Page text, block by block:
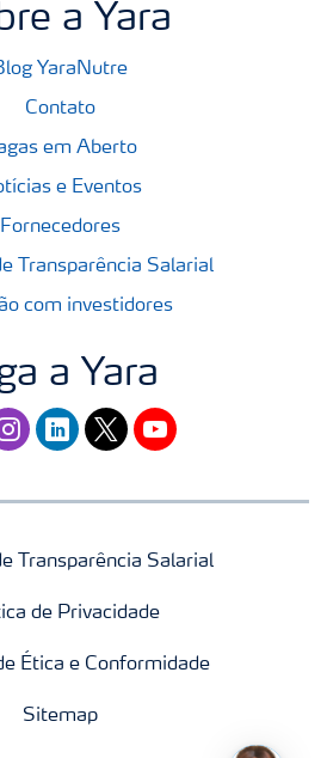
a Yara
YaraNutre
Contato
em Aberto
e Eventos
Fornecedores
Transparência Salarial
com investidores
a Yara
linkedintwitteryoutube
Transparência Salarial
de Privacidade
Ética e Conformidade
Sitemap